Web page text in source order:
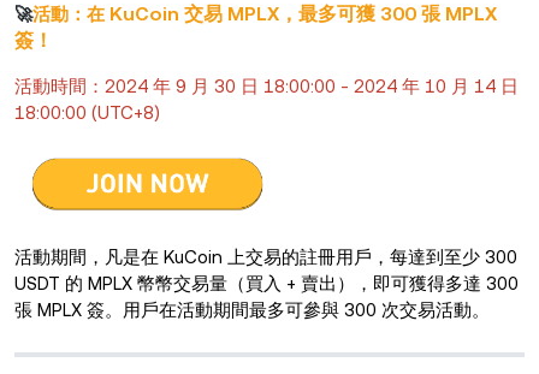
🚀活動：在 KuCoin 交易 MPLX，最多可獲 300 張 MPLX
簽！
活動時間：2024 年 9 月 30 日 18:00:00 - 2024 年 10 月 14 日
18:00:00 (UTC+8)
活動期間，凡是在 KuCoin 上交易的註冊用戶，每達到至少 300
USDT 的 MPLX 幣幣交易量（買入 + 賣出），即可獲得多達 300
張 MPLX 簽。用戶在活動期間最多可參與 300 次交易活動。